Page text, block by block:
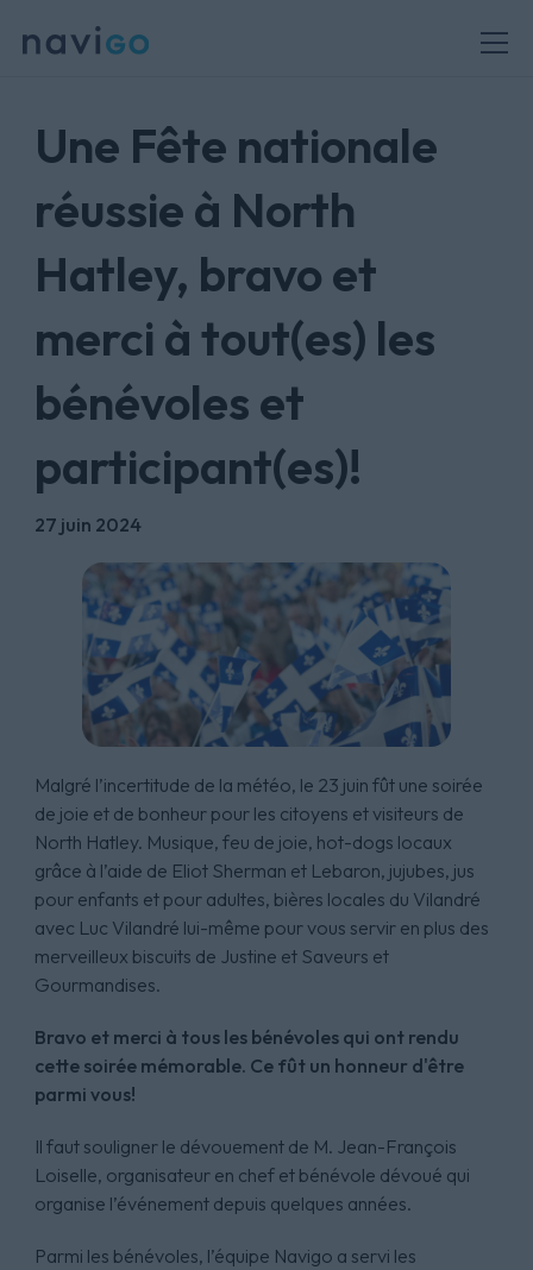
Une Fête nationale
réussie à North
Hatley, bravo et
merci à tout(es) les
bénévoles et
participant(es)!
27 juin 2024
Malgré l’incertitude de la météo, le 23 juin fût une soirée
de joie et de bonheur pour les citoyens et visiteurs de
North Hatley. Musique, feu de joie, hot-dogs locaux
grâce à l’aide de Eliot Sherman et Lebaron, jujubes, jus
pour enfants et pour adultes, bières locales du Vilandré
avec Luc Vilandré lui-même pour vous servir en plus des
merveilleux biscuits de Justine et Saveurs et
Gourmandises.
Bravo et merci à tous les bénévoles qui ont rendu
cette soirée mémorable. Ce fût un honneur d'être
parmi vous!
Il faut souligner le dévouement de M. Jean-François
Loiselle, organisateur en chef et bénévole dévoué qui
organise l’événement depuis quelques années.
Parmi les bénévoles, l’équipe Navigo a servi les